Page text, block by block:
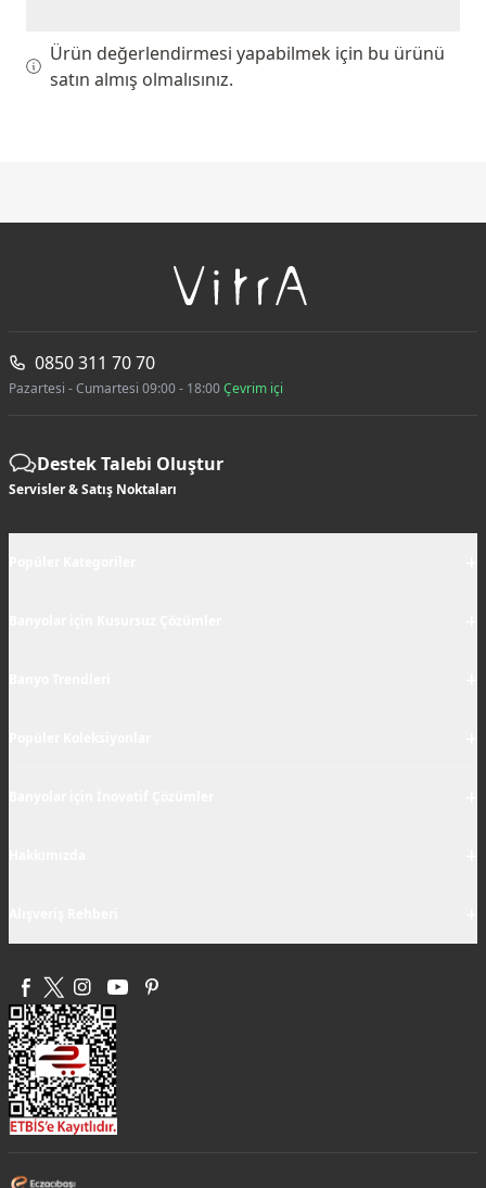
Ürün değerlendirmesi yapabilmek için bu ürünü
satın almış olmalısınız.
0850 311 70 70
Pazartesi - Cumartesi 09:00 - 18:00Çevrim içi
Destek Talebi Oluştur
Servisler & Satış Noktaları